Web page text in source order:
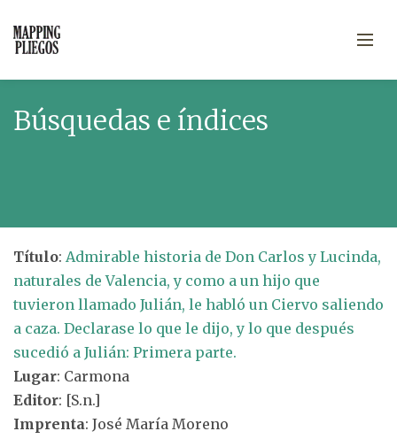
Búsquedas e índices
Título: Admirable historia de Don Carlos y Lucinda,
naturales de Valencia, y como a un hijo que
tuvieron llamado Julián, le habló un Ciervo saliendo
a caza. Declarase lo que le dijo, y lo que después
sucedió a Julián: Primera parte.
Lugar: Carmona
Editor: [S.n.]
Imprenta: José María Moreno